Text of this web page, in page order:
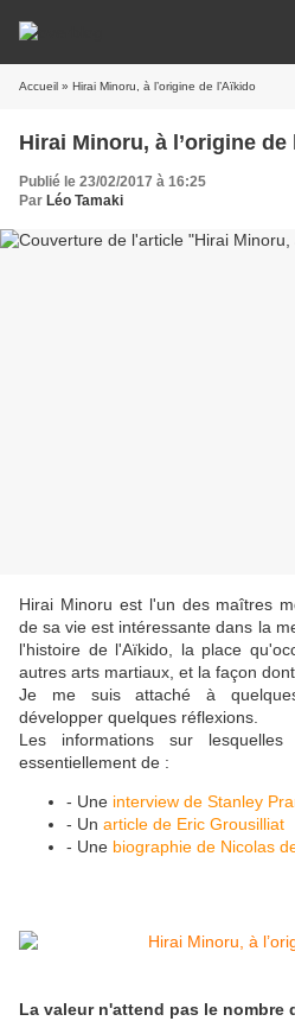
Accueil » Hirai Minoru, à l’origine de l’Aïkido
Hirai Minoru, à l’origine de
Publié le 23/02/2017 à 16:25
Par Léo Tamaki
Hirai Minoru est l'un des maîtres
de sa vie est intéressante dans la
l'histoire de l'Aïkido, la place
autres arts martiaux, et la façon
Je me suis attaché à
développer quelques réflexions.
Les informations sur
essentiellement de :
- Une interview de Stanley
- Un article de Eric Grousilliat
- Une biographie de Nicolas
La valeur n'attend pas le nombre